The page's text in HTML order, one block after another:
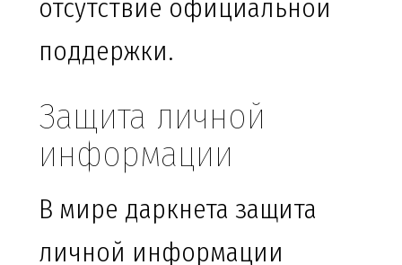
отсутствие официальной
поддержки.
Защита личной
информации
В мире даркнета защита
личной информации